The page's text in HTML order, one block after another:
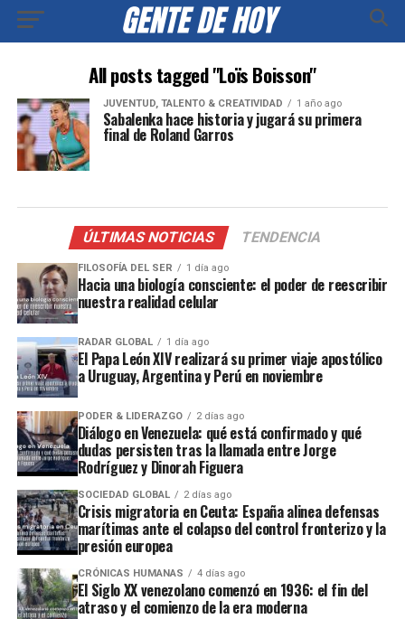
All posts tagged "Loïs Boisson"
JUVENTUD, TALENTO & CREATIVIDAD 1 año ago
Sabalenka hace historia y jugará su primera
final de Roland Garros
ÚLTIMAS NOTICIAS TENDENCIA
FILOSOFÍA DEL SER 1 día ago
Hacia una biología consciente: el poder de reescribir
nuestra realidad celular
RADAR GLOBAL 1 día ago
El Papa León XIV realizará su primer viaje apostólico
a Uruguay, Argentina y Perú en noviembre
PODER & LIDERAZGO 2 días ago
Diálogo en Venezuela: qué está confirmado y qué
dudas persisten tras la llamada entre Jorge
Rodríguez y Dinorah Figuera
SOCIEDAD GLOBAL 2 días ago
Crisis migratoria en Ceuta: España alinea defensas
marítimas ante el colapso del control fronterizo y la
presión europea
CRÓNICAS HUMANAS 4 días ago
El Siglo XX venezolano comenzó en 1936: el fin del
atraso y el comienzo de la era moderna